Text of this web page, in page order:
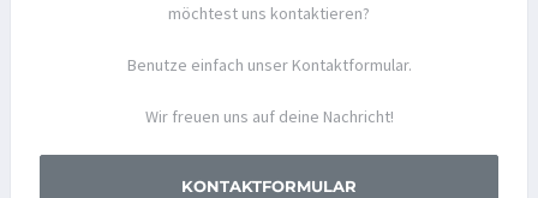
möchtest uns kontaktieren?
Benutze einfach unser Kontaktformular.
Wir freuen uns auf deine Nachricht!
KONTAKTFORMULAR